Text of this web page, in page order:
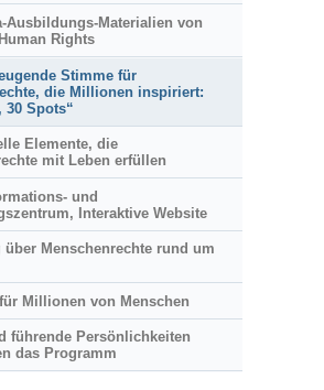
Ausbildungs-Materialien von
Rights
Stimme für
die Millionen inspiriert:
30 Spots“
Elemente, die
mit Leben erfüllen
und
Interaktive Website
Menschenrechte rund um
Millionen von Menschen
führende Persönlichkeiten
das Programm